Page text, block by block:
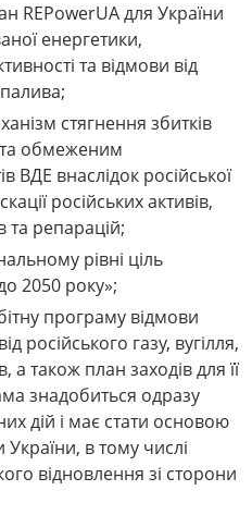
REPowerUA для України
енергетики,
та відмови від
стягнення збитків
обмеженим
ВДЕ внаслідок російської
російських активів,
та репарацій;
рівні ціль
2050 року»;
програму відмови
російського газу, вугілля,
а також план заходів для її
знадобиться одразу
дій і має стати основою
в тому числі
відновлення зі сторони